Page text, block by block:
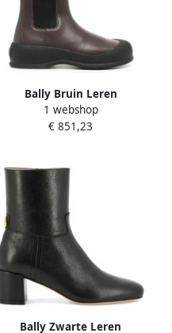
Bally Bruin Leren
Enkellaarsje
1 webshop
€ 851,23
Bally Zwarte Leren